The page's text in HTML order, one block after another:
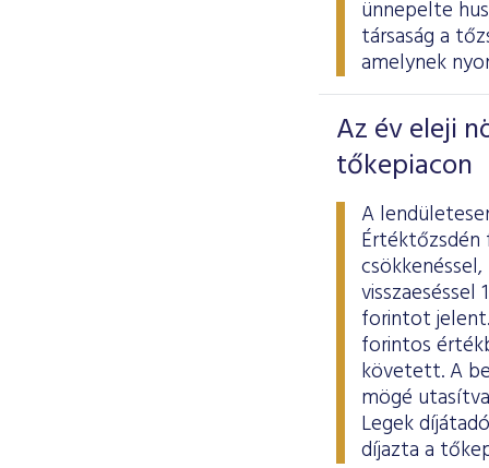
ünnepelte
társaság a
amelynek
Az év eleji
tőkepiacon
A
Értéktőzsdén
forintot jelent.
forintos
követett. A
mögé
Legek
díjazta a